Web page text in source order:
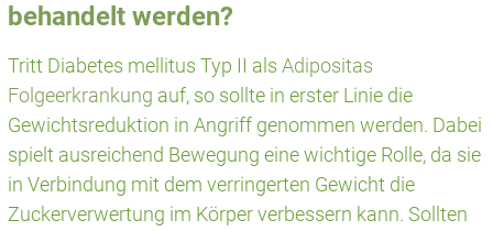
behandelt werden?
Tritt Diabetes mellitus Typ II als Adipositas
Folgeerkrankung auf, so sollte in erster Linie die
Gewichtsreduktion in Angriff genommen werden. Dabei
spielt ausreichend Bewegung eine wichtige Rolle, da sie
in Verbindung mit dem verringerten Gewicht die
Zuckerverwertung im Körper verbessern kann. Sollten